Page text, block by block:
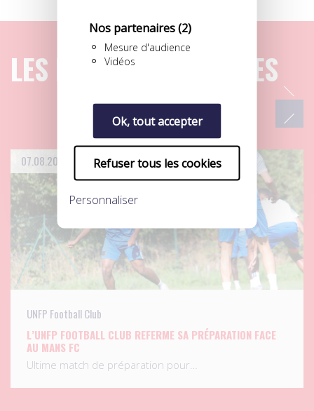
Nos partenaires(2)
Mesure d'audience
Vidéos
Ok, tout accepter
Refuser tous les cookies
Personnaliser
LES DERNIERS ARTICLES
07.08.2026
UNFP Football Club
L’UNFP FOOTBALL CLUB REFERME SA PRÉPARATION FACE
AU MANS FC
Ultime match de préparation pour…